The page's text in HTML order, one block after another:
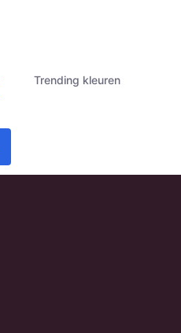
Trending kleuren